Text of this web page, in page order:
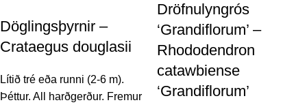
Döglingsþyrnir –
Crataegus douglasii
Lítið tré eða runni (2-6 m).
Þéttur. All harðgerður. Fremur
Dröfnulyngrós
‘Grandiflorum’ –
Rhododendron
catawbiense
‘Grandiflorum’